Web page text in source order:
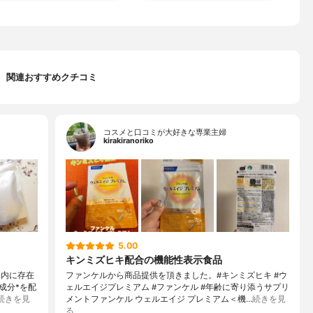
関連おすすめクチコミ
に存在
分*を配
きを見
コスメと口コミが大好きな専業主婦
kirakiranoriko
5.00
キンミズヒキ配合の機能性表示食品
ファンケルから商品提供を頂きました。#キンミズヒキ #ウ
ェルエイジプレミアム #ファンケル #年齢に寄り添うサプリ
メントファンケル ウェルエイジ プレミアム＜機…続きを見
る